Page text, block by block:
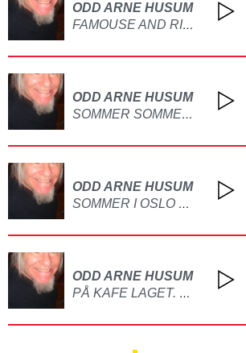
ODD ARNE HUSUM
FAMOUSE AND RICH LAGET PÅ GITAR
ODD ARNE HUSUM
SOMMER SOMMER DET ER DET VI VI HA LAGET PÅ GITAR OG PIANO
ODD ARNE HUSUM
SOMMER I OSLO BY LAGET PÅ GITAR
ODD ARNE HUSUM
PÅ KAFE LAGET. PÅ GITAR